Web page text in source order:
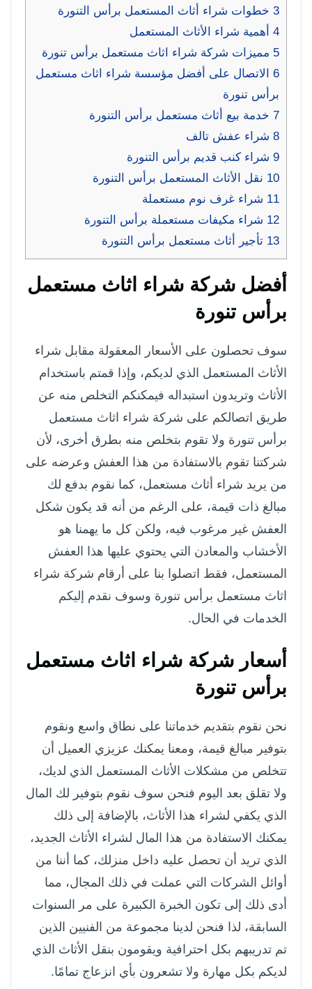
3 خطوات شراء أثاث المستعمل برأس التنورة
4 أهمية شراء الأثاث المستعمل
5 مميزات شركة شراء اثاث مستعمل برأس تنورة
6 الاتصال على أفضل مؤسسة شراء اثاث مستعمل
برأس تنورة
7 خدمة بيع أثاث مستعمل برأس التنورة
8 شراء عفش تالف
9 شراء كنب قديم برأس التنورة
10 نقل الأثاث المستعمل برأس التنورة
11 شراء غرف نوم مستعملة
12 شراء مكيفات مستعملة برأس التنورة
13 تأجير أثاث مستعمل برأس التنورة
أفضل شركة شراء اثاث مستعمل
برأس تنورة
سوف تحصلون على الأسعار المعقولة مقابل شراء
الأثاث المستعمل الذي لديكم، وإذا قمتم باستخدام
الأثاث وتريدون استبداله فيمكنكم التخلص منه عن
طريق اتصالكم على شركة شراء اثاث مستعمل
برأس تنورة ولا تقوم بتخلص منه بطرق أخرى، لأن
شركتنا تقوم بالاستفادة من هذا العفش وعرضه على
من يريد شراء أثاث مستعمل، كما نقوم بدفع لك
مبالغ ذات قيمة، على الرغم من أنه قد يكون شكل
العفش غير مرغوب فيه، ولكن كل ما يهمنا هو
الأخشاب والمعادن التي يحتوي عليها هذا العفش
المستعمل، فقط اتصلوا بنا على أرقام شركة شراء
اثاث مستعمل برأس تنورة وسوف نقدم إليكم
الخدمات في الحال.
أسعار شركة شراء اثاث مستعمل
برأس تنورة
نحن نقوم بتقديم خدماتنا على نطاق واسع ونقوم
بتوفير مبالغ قيمة، ومعنا يمكنك عزيزي العميل أن
تتخلص من مشكلات الأثاث المستعمل الذي لديك،
ولا تقلق بعد اليوم فنحن سوف نقوم بتوفير لك المال
الذي يكفي لشراء هذا الأثاث، بالإضافة إلى ذلك
يمكنك الاستفادة من هذا المال لشراء الأثاث الجديد،
الذي تريد أن تحصل عليه داخل منزلك، كما أننا من
أوائل الشركات التي عملت في ذلك المجال، مما
أدى ذلك إلى تكون الخبرة الكبيرة على مر السنوات
السابقة، لذا فنحن لدينا مجموعة من الفنيين الذين
تم تدريبهم بكل احترافية ويقومون بنقل الأثاث الذي
لديكم بكل مهارة ولا تشعرون بأي انزعاج تمامًا.